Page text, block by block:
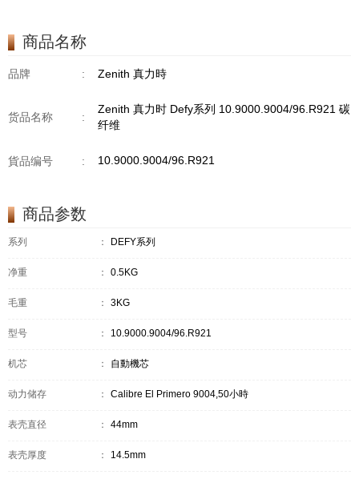
商品名称
品牌 : Zenith 真力時
货品名称 :
Zenith 真力时 Defy系列 10.9000.9004/96.R921 碳
纤维
貨品编号 : 10.9000.9004/96.R921
商品参数
系列 ： DEFY系列
净重 ： 0.5KG
毛重 ： 3KG
型号 ： 10.9000.9004/96.R921
机芯 ： 自動機芯
动力储存 ： Calibre El Primero 9004,50小時
表壳直径 ： 44mm
表壳厚度 ： 14.5mm